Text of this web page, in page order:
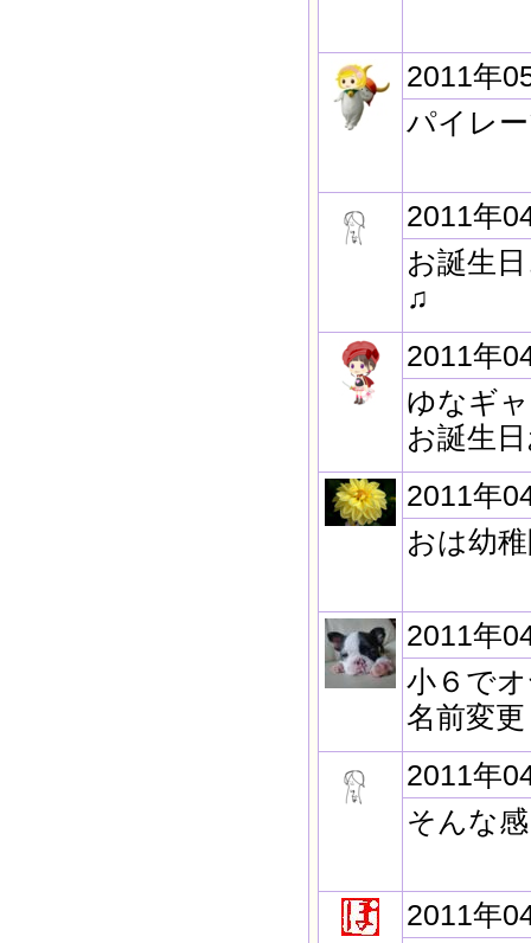
2011年
パイレ
2011年
お誕生
♫
2011年
ゆなギ
お誕生
2011年
おは幼
2011年
小６で
名前変
2011年
そんな
2011年